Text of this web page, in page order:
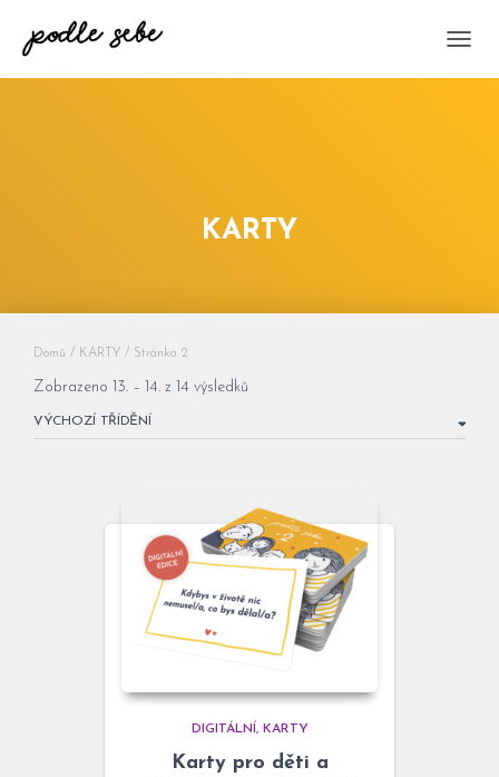
KARTY
Domů / KARTY / Stránka 2
Zobrazeno 13. – 14. z 14 výsledků
DIGITÁLNÍ KARTY
Karty pro děti a